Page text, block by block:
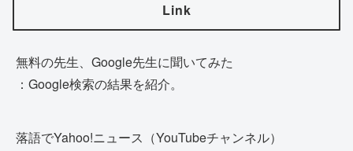
Link
無料の先生、Google先生に聞いてみた
：Google検索の結果を紹介。
落語でYahoo!ニュース（YouTubeチャンネル）